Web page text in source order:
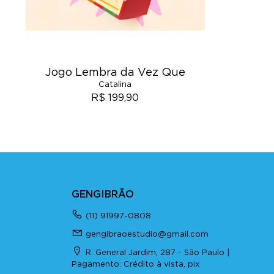
Jogo Lembra da Vez Que
Catalina
R$ 199,90
GENGIBRÃO
(11) 91997-0808
gengibraoestudio@gmail.com
R. General Jardim, 287 - São Paulo |
Pagamento: Crédito à vista, pix